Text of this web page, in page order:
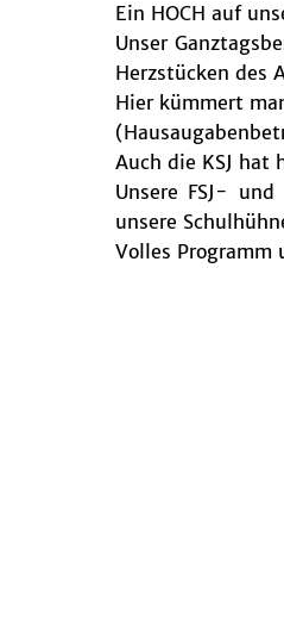
Ein HOCH auf
Unser
Herzstücken des
Hier kümmert
Auch die KSJ hat
Unsere FSJ-
unsere
Volles Programm